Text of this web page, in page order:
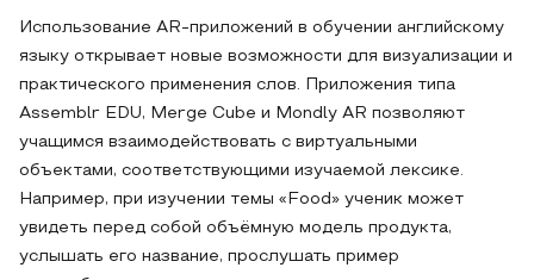
Использование AR-приложений в обучении английскому
языку открывает новые возможности для визуализации и
практического применения слов. Приложения типа
Assemblr EDU, Merge Cube и Mondly AR позволяют
учащимся взаимодействовать с виртуальными
объектами, соответствующими изучаемой лексике.
Например, при изучении темы «Food» ученик может
увидеть перед собой объёмную модель продукта,
услышать его название, прослушать пример